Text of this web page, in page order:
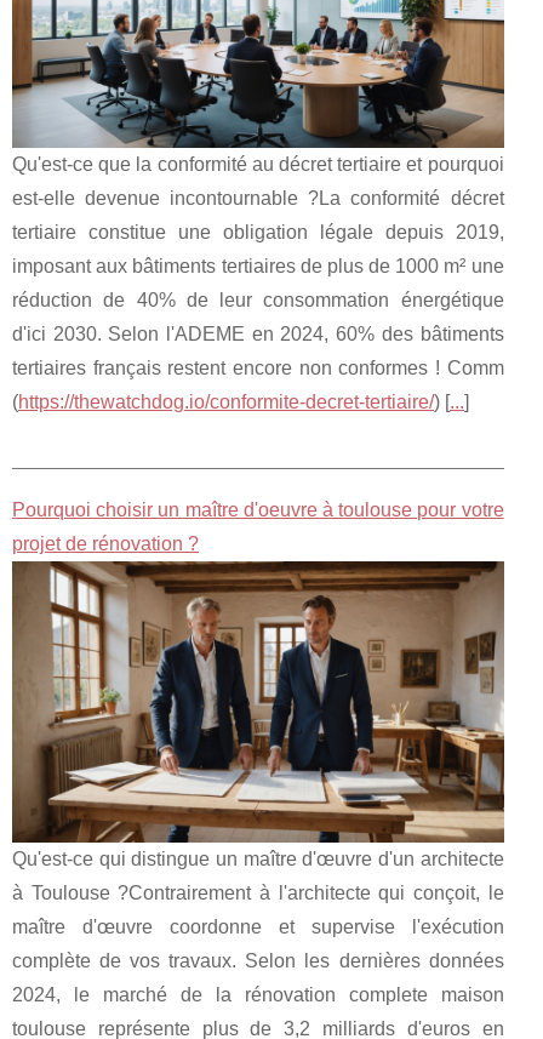
Qu'est-ce que la conformité au décret tertiaire et pourquoi
est-elle devenue incontournable ?La conformité décret
tertiaire constitue une obligation légale depuis 2019,
imposant aux bâtiments tertiaires de plus de 1000 m² une
réduction de 40% de leur consommation énergétique
d'ici 2030. Selon l'ADEME en 2024, 60% des bâtiments
tertiaires français restent encore non conformes ! Comm
(https://thewatchdog.io/conformite-decret-tertiaire/) [...]
Pourquoi choisir un maître d'oeuvre à toulouse pour votre
projet de rénovation ?
Qu'est-ce qui distingue un maître d'œuvre d'un architecte
à Toulouse ?Contrairement à l'architecte qui conçoit, le
maître d'œuvre coordonne et supervise l'exécution
complète de vos travaux. Selon les dernières données
2024, le marché de la rénovation complete maison
toulouse représente plus de 3,2 milliards d'euros en